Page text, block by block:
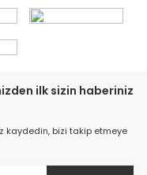
ilk sizin haberiniz
kaydedin, bizi takip etmeye